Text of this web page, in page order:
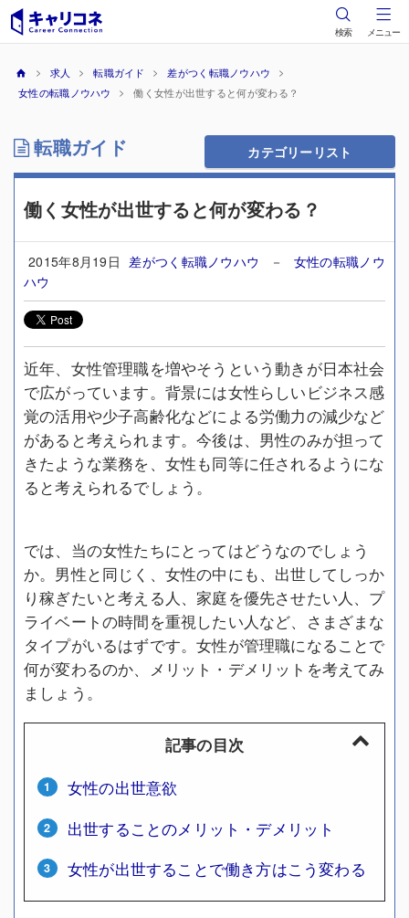
検索 メニュー
求人 転職ガイド
差がつく転職ノウハウ
女性の転職ノウハウ
働く女性が出世すると何が変わる？
転職ガイド カテゴリーリスト
働く女性が出世すると何が変わる？
2015年8月19日 差がつく転職ノウハウ － 女性の転職ノウ
ハウ
近年、女性管理職を増やそうという動きが日本社会
で広がっています。背景には女性らしいビジネス感
覚の活用や少子高齢化などによる労働力の減少など
があると考えられます。今後は、男性のみが担って
きたような業務を、女性も同等に任されるようにな
ると考えられるでしょう。
では、当の女性たちにとってはどうなのでしょう
か。男性と同じく、女性の中にも、出世してしっか
り稼ぎたいと考える人、家庭を優先させたい人、プ
ライベートの時間を重視したい人など、さまざまな
タイプがいるはずです。女性が管理職になることで
何が変わるのか、メリット・デメリットを考えてみ
ましょう。
記事の目次
女性の出世意欲
出世することのメリット・デメリット
女性が出世することで働き方はこう変わる